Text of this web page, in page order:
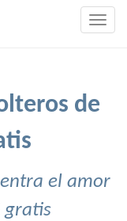
de
el amor
gratis